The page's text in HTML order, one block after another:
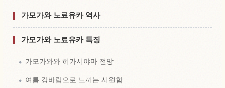
가모가와 노료유카 역사
가모가와 노료유카 특징
가모가와와 히가시야마 전망
여름 강바람으로 느끼는 시원함